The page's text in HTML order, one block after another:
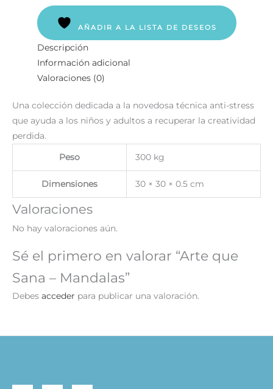
AÑADIR A LA LISTA DE DESEOS
Descripción
Información adicional
Valoraciones (0)
Una colección dedicada a la novedosa técnica anti-stress
que ayuda a los niños y adultos a recuperar la creatividad
perdida.
Peso 300 kg
Dimensiones 30 × 30 × 0.5 cm
Valoraciones
No hay valoraciones aún.
Sé el primero en valorar “Arte que
Sana – Mandalas”
Debes acceder para publicar una valoración.